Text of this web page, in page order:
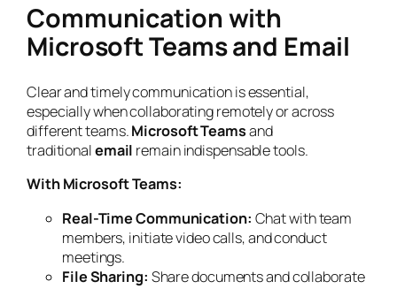
Communication with
Microsoft Teams and Email
Clear and timely communication is essential,
especially when collaborating remotely or across
different teams.Microsoft Teamsand
traditionalemail remain indispensable tools.
With Microsoft Teams:
Real-Time Communication: Chat with team
members, initiate video calls, and conduct
meetings.
File Sharing: Share documents and collaborate